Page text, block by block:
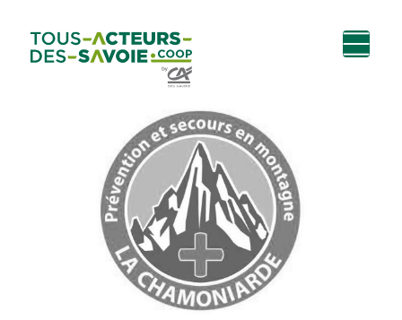
contenu
principal